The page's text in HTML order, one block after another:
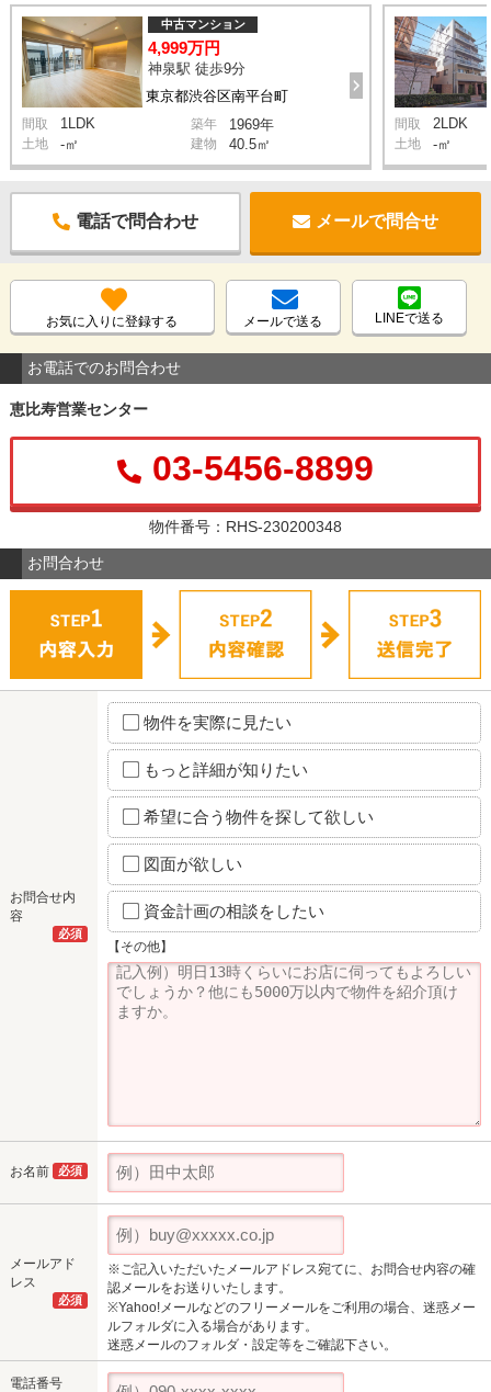
東京都渋谷区南平台町
中古マンション
4,999万円
神泉駅 徒歩9分
間取 1LDK 築年 1969年
土地 -㎡ 建物 40.5㎡
間取 2LDK
土地 -㎡
電話で問合わせ メールで問合せ
お気に入りに登録する メールで送る LINEで送る
お電話でのお問合わせ
恵比寿営業センター
03-5456-8899
物件番号：RHS-230200348
お問合わせ
お問合せ内
容
必須
物件を実際に見たい
もっと詳細が知りたい
希望に合う物件を探して欲しい
図面が欲しい
資金計画の相談をしたい
【その他】
お名前 必須
メールアド
レス
必須
※ご記入いただいたメールアドレス宛てに、お問合せ内容の確
認メールをお送りいたします。
※Yahoo!メールなどのフリーメールをご利用の場合、迷惑メー
ルフォルダに入る場合があります。
迷惑メールのフォルダ・設定等をご確認下さい。
電話番号